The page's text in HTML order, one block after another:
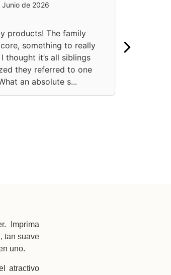
Junio de 2026
products! The family
something to really
thought it’s all siblings
they referred to one
an absolute s...
Imprima
tan suave
uno.
atractivo